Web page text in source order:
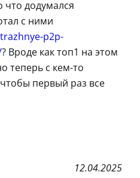
додумался
с ними
p2p-
? Вроде как топ1 на этом
теперь с кем-то
первый раз все
12.04.2025